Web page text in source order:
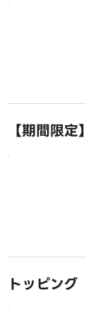
【期間限
トッピング